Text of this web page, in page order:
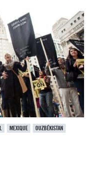
MEXIQUE
OUZBÉKISTAN